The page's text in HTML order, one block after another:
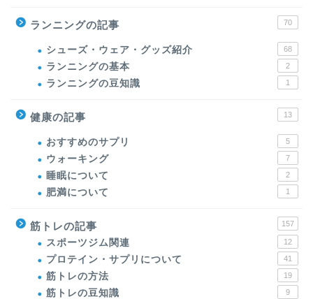
ランニングの記事 70
シューズ・ウェア・グッズ紹介 68
ランニングの基本 2
ランニングの豆知識 1
健康の記事 13
おすすめのサプリ 5
ウォーキング 7
睡眠について 2
肥満について 1
筋トレの記事 157
スポーツジム関連 12
プロテイン・サプリについて 41
筋トレの方法 19
筋トレの豆知識 9